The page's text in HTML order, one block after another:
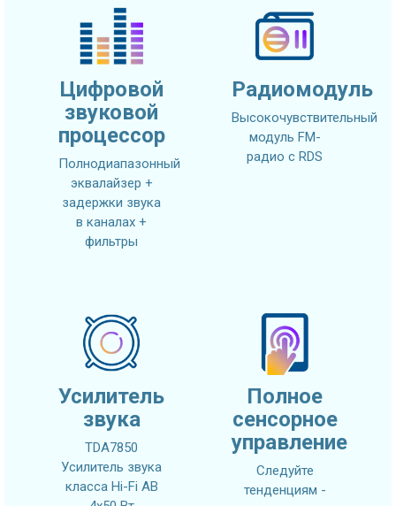
Цифровой
звуковой
процессор
Полнодиапазонный
эквалайзер +
задержки звука
в каналах +
фильтры
Радиомодуль
Высокочувствительный
модуль FM-
радио с RDS
Усилитель
звука
TDA7850
Усилитель звука
класса Hi-Fi AB
Полное
сенсорное
управление
Следуйте
тенденциям -